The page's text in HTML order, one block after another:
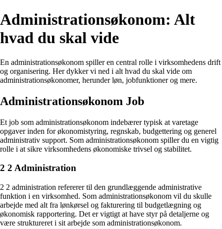
Administrationsøkonom: Alt
hvad du skal vide
En administrationsøkonom spiller en central rolle i virksomhedens drift
og organisering. Her dykker vi ned i alt hvad du skal vide om
administrationsøkonomer, herunder løn, jobfunktioner og mere.
Administrationsøkonom Job
Et job som administrationsøkonom indebærer typisk at varetage
opgaver inden for økonomistyring, regnskab, budgettering og generel
administrativ support. Som administrationsøkonom spiller du en vigtig
rolle i at sikre virksomhedens økonomiske trivsel og stabilitet.
2 2 Administration
2 2 administration refererer til den grundlæggende administrative
funktion i en virksomhed. Som administrationsøkonom vil du skulle
arbejde med alt fra lønkørsel og fakturering til budgetlægning og
økonomisk rapportering. Det er vigtigt at have styr på detaljerne og
være struktureret i sit arbejde som administrationsøkonom.